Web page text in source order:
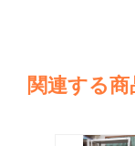
関連する商